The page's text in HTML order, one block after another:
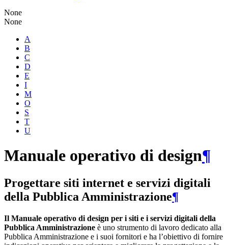
None
None
A
B
C
D
E
I
M
O
S
T
U
Manuale operativo di design¶
Progettare siti internet e servizi digitali
della Pubblica Amministrazione¶
Il Manuale operativo di design per i siti e i servizi digitali della
Pubblica Amministrazione è uno strumento di lavoro dedicato alla
Pubblica Amministrazione e i suoi fornitori e ha l’obiettivo di fornire